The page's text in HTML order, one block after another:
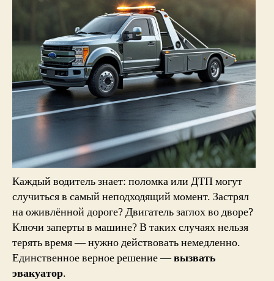
Каждый водитель знает: поломка или ДТП могут
случиться в самый неподходящий момент. Застрял
на оживлённой дороге? Двигатель заглох во дворе?
Ключи заперты в машине? В таких случаях нельзя
терять время — нужно действовать немедленно.
Единственное верное решение —вызвать
эвакуатор.